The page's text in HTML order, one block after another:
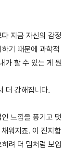
지금 자신의 감정
기 때문에 과학적
가 할 수 있는 게 뭔
더 강해집니다.
느낌을 풍기고 댓
워지죠. 이 진지함
려 더 밈처럼 보입